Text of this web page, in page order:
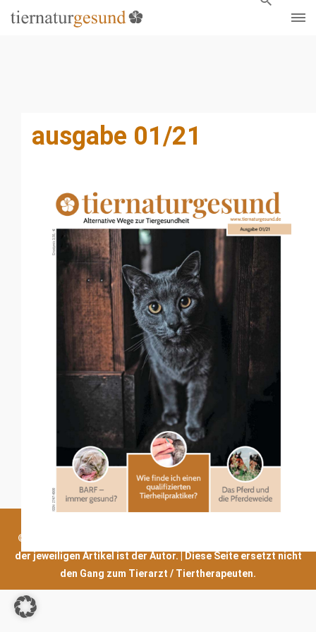
ausgabe 01/21
© tiernaturgesund 2021-2026 | Verantwortlich für den Inhalt
der jeweiligen Artikel ist der Autor. | Diese Seite ersetzt nicht
den Gang zum Tierarzt / Tiertherapeuten.